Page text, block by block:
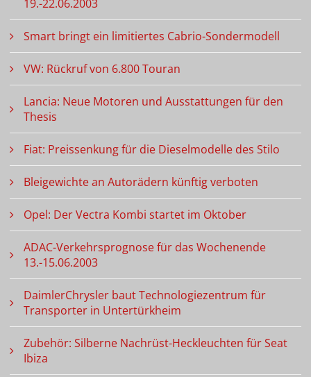
19.-22.06.2003
Smart bringt ein limitiertes Cabrio-Sondermodell
VW: Rückruf von 6.800 Touran
Lancia: Neue Motoren und Ausstattungen für den
Thesis
Fiat: Preissenkung für die Dieselmodelle des Stilo
Bleigewichte an Autorädern künftig verboten
Opel: Der Vectra Kombi startet im Oktober
ADAC-Verkehrsprognose für das Wochenende
13.-15.06.2003
DaimlerChrysler baut Technologiezentrum für
Transporter in Untertürkheim
Zubehör: Silberne Nachrüst-Heckleuchten für Seat
Ibiza